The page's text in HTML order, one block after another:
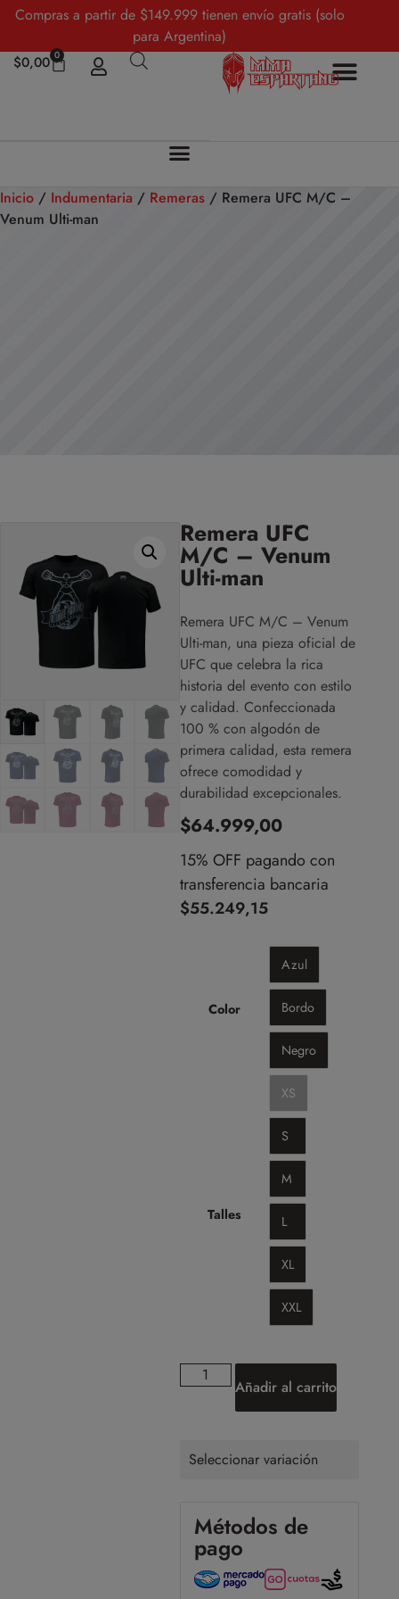
Compras a partir de $149.999 tienen envío gratis (solo
para Argentina)
$0,00 0
Inicio / Indumentaria / Remeras / Remera UFC M/C –
Venum Ulti-man
Remera UFC
M/C – Venum
Ulti-man
Remera UFC M/C – Venum
Ulti-man, una pieza oficial de
UFC que celebra la rica
historia del evento con estilo
y calidad. Confeccionada
100 % con algodón de
primera calidad, esta remera
ofrece comodidad y
durabilidad excepcionales.
$64.999,00
15% OFF pagando con
transferencia bancaria
$55.249,15
Color
Azul
Bordo
Negro
Talles
XS
S
M
L
XL
XXL
Añadir al carrito
Seleccionar variación
Métodos de
pago